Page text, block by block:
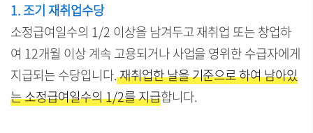
1. 조기 재취업수당
소정급여일수의 1/2 이상을 남겨두고 재취업 또는 창업하
여 12개월 이상 계속 고용되거나 사업을 영위한 수급자에게
지급되는 수당입니다.재취업한 날을 기준으로 하여 남아있
는 소정급여일수의 1/2를 지급합니다.